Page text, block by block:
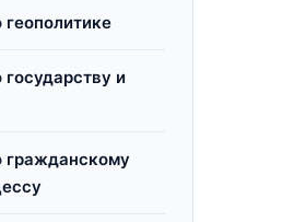
и
гражданскому